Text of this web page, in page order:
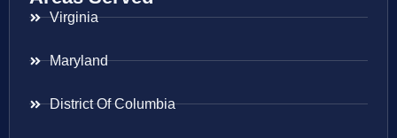
Virginia
Maryland
District Of Columbia